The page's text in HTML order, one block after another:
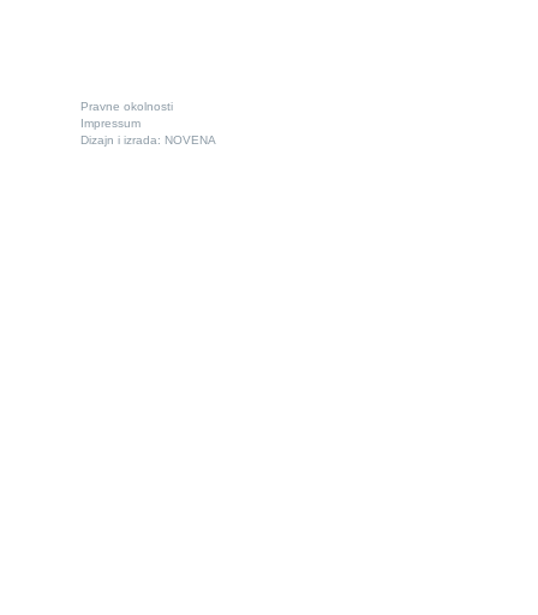
Pravne okolnosti
Impressum
Dizajn i izrada: NOVENA